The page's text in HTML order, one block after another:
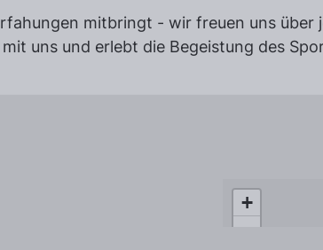
mitbringt - wir freuen uns über
uns und erlebt die Begeistung des
+